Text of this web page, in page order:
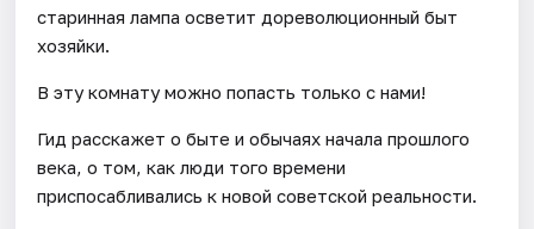
старинная лампа осветит дореволюционный быт
хозяйки.
В эту комнату можно попасть только с нами!
Гид расскажет о быте и обычаях начала прошлого
века, о том, как люди того времени
приспосабливались к новой советской реальности.